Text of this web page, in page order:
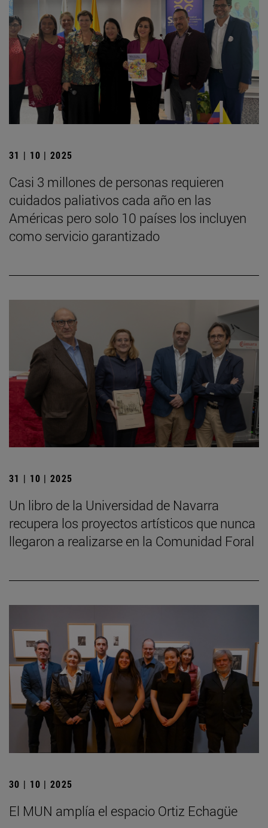
31 | 10 | 2025
Casi 3 millones de personas requieren
cuidados paliativos cada año en las
Américas pero solo 10 países los incluyen
como servicio garantizado
31 | 10 | 2025
Un libro de la Universidad de Navarra
recupera los proyectos artísticos que nunca
llegaron a realizarse en la Comunidad Foral
30 | 10 | 2025
El MUN amplía el espacio Ortiz Echagüe